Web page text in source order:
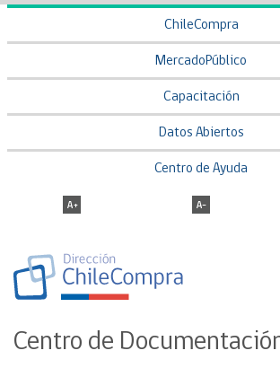
ChileCompra
MercadoPúblico
Capacitación
Datos Abiertos
Centro de Ayuda
Centro de